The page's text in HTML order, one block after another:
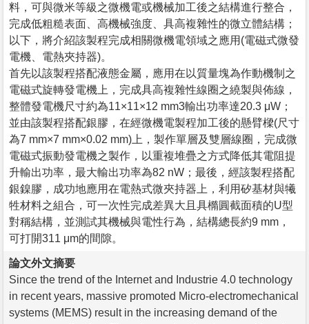
料，可與微米等級之微機電或機械加工後之結構進行整合，
完成低粗糙表面、高機械強度、具高複雜性的微立體結構；
以下，將介紹該製程完成相關微機電領域之應用(電磁式微發
電機、電熱夾持器)。
首先以該製程搭配液態金屬，應用在以質量塊為作動機制之
電磁式旋轉發電機上，完成具高複雜性線圈之繞製與佈線，
整體發電機尺寸約為11×11×12 mm3輸出功率達20.3 μW；
並由該製程搭配銀膠，在經微機電製程加工後的懸臂樑(尺寸
為7 mm×7 mm×0.02 mm)上，製作單層及雙層線圈，完成微
電磁式振動發電機之製作，以重複堆疊之方式降低其電阻提
升輸出功率，最大輸出功率為82 nW；最後，經該製程搭配
銀鎳膠，成功地應用在電熱式微夾持器上，利用矽基材與犧
牲材料之組合，可一次性完成差異大且具橢圓截面積的U型
對稱結構，並測試其機械與電性行為，結構總長約9 mm，
可打開311 μm的間隙。
論文外文摘要
Since the trend of the Internet and Industrie 4.0 technology
in recent years, massive promoted Micro-electromechanical
systems (MEMS) result in the increasing demand of the